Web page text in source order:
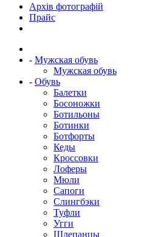
Архів фотографій
Прайс
- Мужская обувь
Мужская обувь
- Обувь
Балетки
Босоножки
Ботильоны
Ботинки
Ботфорты
Кеды
Кроссовки
Лоферы
Мюли
Сапоги
Слингбэки
Туфли
Угги
Шлепанцы